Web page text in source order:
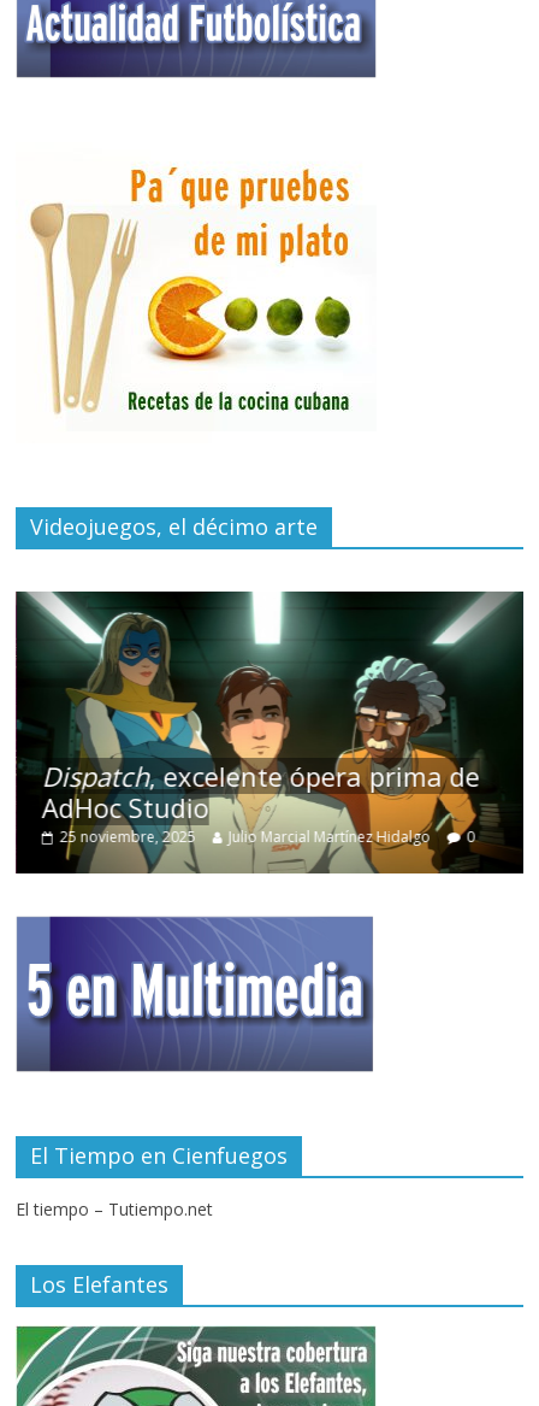
Videojuegos, el décimo arte
Dispatch, excelente ópera prima de
AdHoc Studio
25 noviembre, 2025 Julio Marcial Martínez Hidalgo 0
El Tiempo en Cienfuegos
El tiempo – Tutiempo.net
Los Elefantes